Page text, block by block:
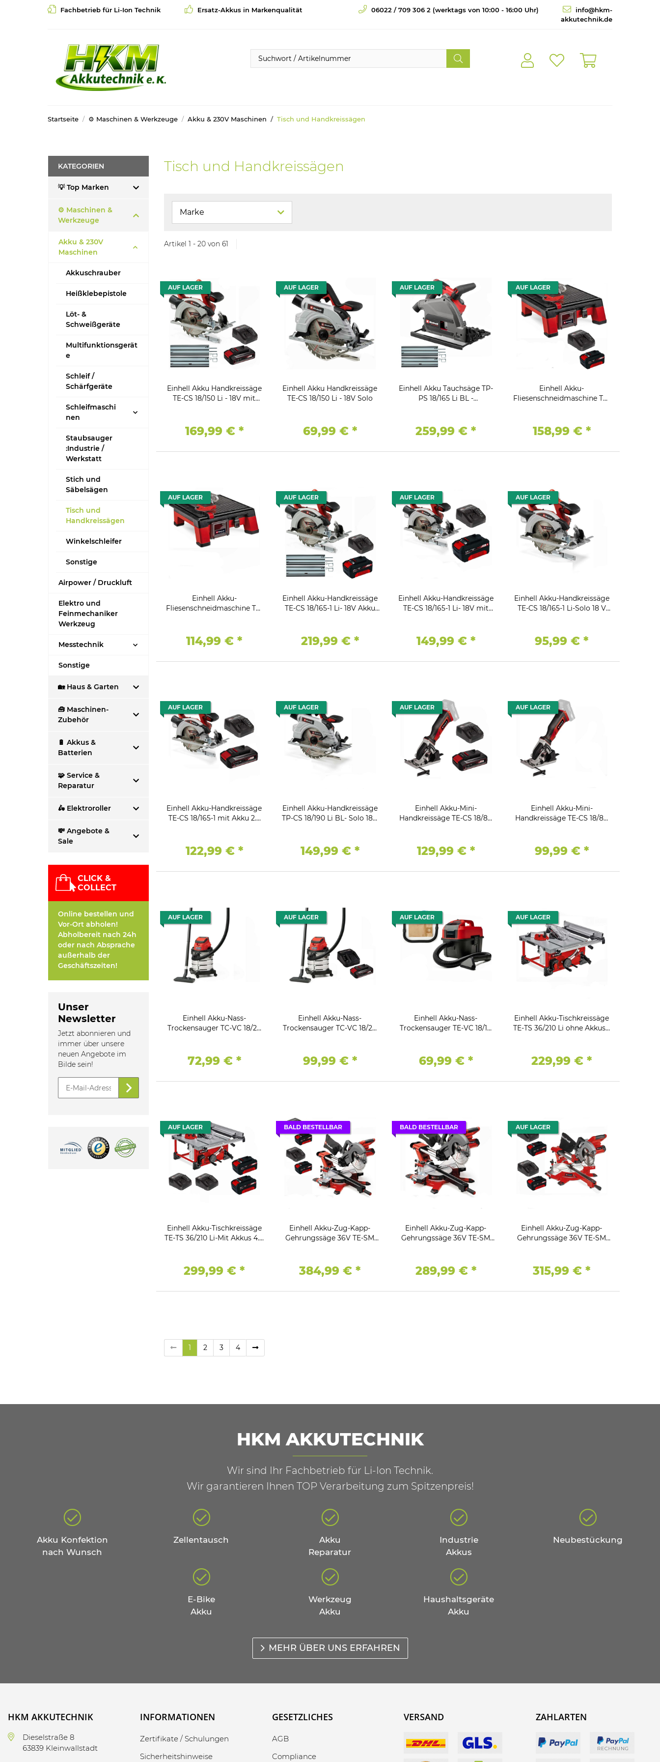
Fachbetrieb für Li-Ion Technik Ersatz-Akkus in Markenqualität 06022 / 709 306 2 (werktags von 10:00 - 16:00 Uhr)
info@hkm-
akkutechnik.de
Startseite ⚙️ Maschinen & Werkzeuge Akku & 230V Maschinen Tisch und Handkreissägen
Tisch und Handkreissägen
Marke
Artikel 1 - 20 von 61
AUF LAGER
Einhell Akku Handkreissäge
TE-CS 18/150 Li - 18V mit
169,99 € *
AUF LAGER
Einhell Akku Handkreissäge
TE-CS 18/150 Li - 18V Solo
69,99 € *
AUF LAGER
Einhell Akku Tauchsäge TP-
PS 18/165 Li BL -
259,99 €*
AUF LAGER
Einhell Akku-
Fliesenschneidmaschine TE-
158,99 € *
AUF LAGER
Einhell Akku-
Fliesenschneidmaschine TE-
114,99 €*
AUF LAGER
Einhell Akku-Handkreissäge
TE-CS 18/165-1 Li- 18V Akku
219,99 € *
AUF LAGER
Einhell Akku-Handkreissäge
TE-CS 18/165-1 Li- 18V mit
149,99 € *
AUF LAGER
Einhell Akku-Handkreissäge
TE-CS 18/165-1 Li-Solo 18 V
95,99 €*
AUF LAGER
Einhell Akku-Handkreissäge
TE-CS 18/165-1 mit Akku 2.5
122,99 € *
AUF LAGER
Einhell Akku-Handkreissäge
TP-CS 18/190 Li BL- Solo 18V
149,99 € *
AUF LAGER
Einhell Akku-Mini-
Handkreissäge TE-CS 18/89
129,99 € *
AUF LAGER
Einhell Akku-Mini-
Handkreissäge TE-CS 18/89
99,99 € *
AUF LAGER
Einhell Akku-Nass-
Trockensauger TC-VC 18/20
72,99 € *
AUF LAGER
Einhell Akku-Nass-
Trockensauger TC-VC 18/20
99,99 € *
AUF LAGER
Einhell Akku-Nass-
Trockensauger TE-VC 18/10
69,99 € *
AUF LAGER
Einhell Akku-Tischkreissäge
TE-TS 36/210 Li ohne Akkus /
229,99 €*
AUF LAGER
Einhell Akku-Tischkreissäge
TE-TS 36/210 Li-Mit Akkus 4.0
299,99 €*
BALD BESTELLBAR
Einhell Akku-Zug-Kapp-
Gehrungssäge 36V TE-SM
384,99 €*
BALD BESTELLBAR
Einhell Akku-Zug-Kapp-
Gehrungssäge 36V TE-SM
289,99 € *
AUF LAGER
Einhell Akku-Zug-Kapp-
Gehrungssäge 36V TE-SM
315,99 €*
1 2 3 4
KATEGORIEN
💡 Top Marken
⚙️ Maschinen &
Werkzeuge
Akku & 230V
Maschinen
Akkuschrauber
Heißklebepistole
Löt- &
Schweißgeräte
Multifunktionsgerät
e
Schleif /
Schärfgeräte
Schleifmaschi
nen
Staubsauger
:Industrie /
Werkstatt
Stich und
Säbelsägen
Tisch und
Handkreissägen
Winkelschleifer
Sonstige
Airpower / Druckluft
Elektro und
Feinmechaniker
Werkzeug
Messtechnik
Sonstige
🏡 Haus & Garten
🧰 Maschinen-
Zubehör
🔋 Akkus &
Batterien
🧩 Service &
Reparatur
🛵 Elektroroller
💸 Angebote &
Sale
CLICK &
COLLECT
Online bestellen und
Vor-Ort abholen!
Abholbereit nach 24h
oder nach Absprache
außerhalb der
Geschäftszeiten!
Unser
Newsletter
Jetzt abonnieren und
immer über unsere
neuen Angebote im
Bilde sein!
HKM AKKUTECHNIK
Wir sind Ihr Fachbetrieb für Li-Ion Technik.
Wir garantieren Ihnen TOP Verarbeitung zum Spitzenpreis!
Akku Konfektion
nach Wunsch
Zellentausch
Akku
Reparatur
Industrie
Akkus
Neubestückung
E-Bike
Akku
Werkzeug
Akku
Haushaltsgeräte
Akku
MEHR ÜBER UNS ERFAHREN
HKM AKKUTECHNIK
Dieselstraße 8
63839 Kleinwallstadt
INFORMATIONEN
Zertifikate / Schulungen
Sicherheitshinweise
GESETZLICHES
AGB
Compliance
VERSAND ZAHLARTEN